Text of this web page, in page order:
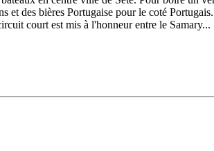
et des bières Portugaise pour le coté
court est mis à l'honneur entre le Samary...